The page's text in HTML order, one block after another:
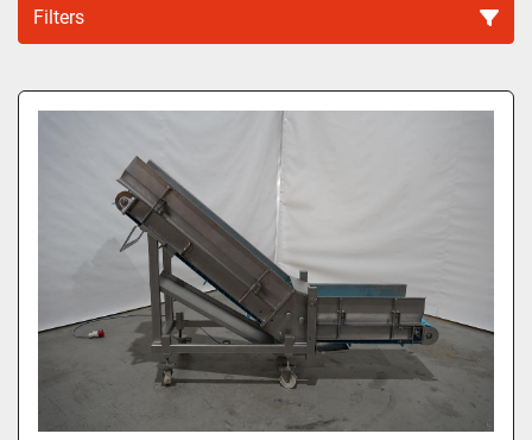
Filters
Alle categoriën
Sorteren op